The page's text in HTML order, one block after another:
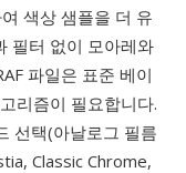
색상 샘플을 더 유
필터 없이 모아레와
파일은 표준 베이
리즘이 필요합니다.
선택(아날로그 필름
Classic Chrome,